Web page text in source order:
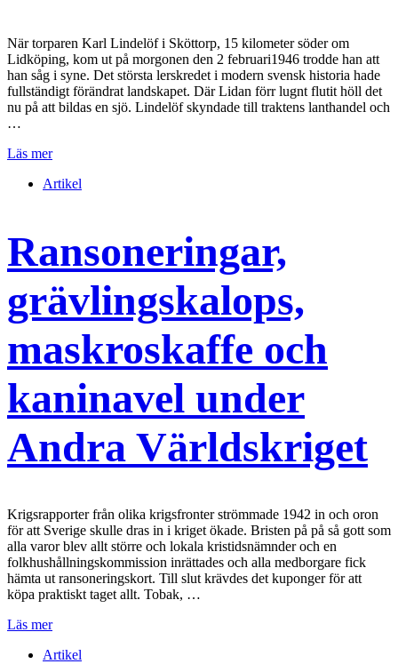
När torparen Karl Lindelöf i Sköttorp, 15 kilometer söder om
Lidköping, kom ut på morgonen den 2 februari1946 trodde han att
han såg i syne. Det största lerskredet i modern svensk historia hade
fullständigt förändrat landskapet. Där Lidan förr lugnt flutit höll det
nu på att bildas en sjö. Lindelöf skyndade till traktens lanthandel och
…
Läs mer
Artikel
Ransoneringar,
grävlingskalops,
maskroskaffe och
kaninavel under
Andra Världskriget
Krigsrapporter från olika krigsfronter strömmade 1942 in och oron
för att Sverige skulle dras in i kriget ökade. Bristen på på så gott som
alla varor blev allt större och lokala kristidsnämnder och en
folkhushållningskommission inrättades och alla medborgare fick
hämta ut ransoneringskort. Till slut krävdes det kuponger för att
köpa praktiskt taget allt. Tobak, …
Läs mer
Artikel